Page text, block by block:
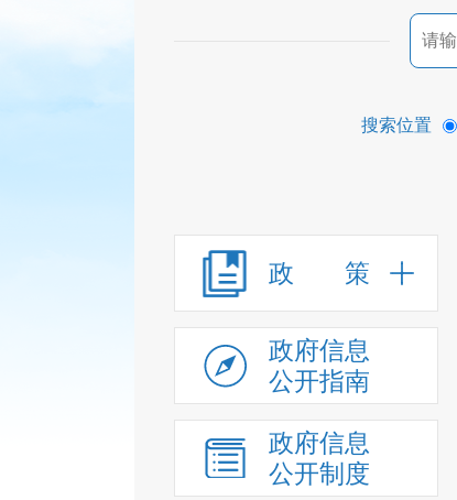
搜索位置
政 策
政府信息
公开指南
政府信息
公开制度